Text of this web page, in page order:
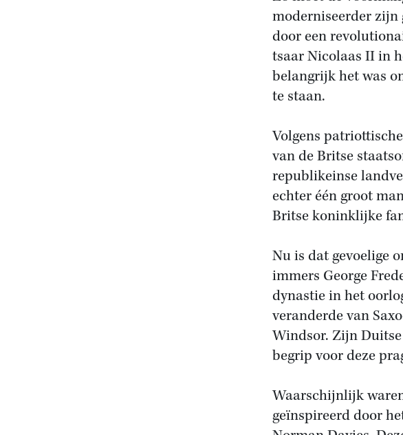
moderniseerder zijn
door een
tsaar Nicolaas II in
belangrijk het was
te staan.
Volgens
van de Britse
republikeinse
echter één groot
Britse koninklijke
Nu is dat gevoelige
immers George
dynastie in het
veranderde van
Windsor. Zijn
begrip voor deze
Waarschijnlijk
geïnspireerd door